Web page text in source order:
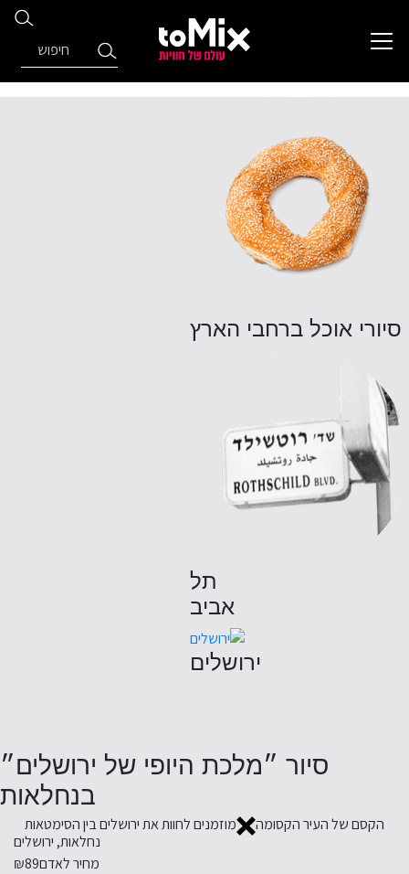
סיורי אוכל ברחבי הארץ
תל
אביב
ירושלים
סיור ״מלכת היופי של ירושלים״
בנחלאות
הקסם של העיר הקסומה
מוזמנים לחוות את ירושלים בין הסימטאות
נחלאות, ירושלים
מחיר לאדם₪89